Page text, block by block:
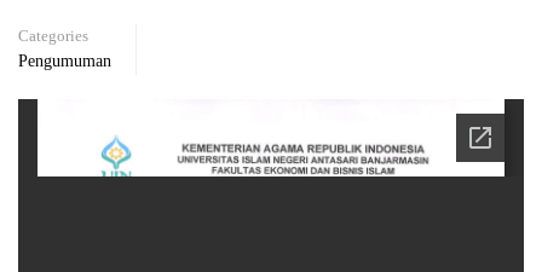
Categories
Pengumuman